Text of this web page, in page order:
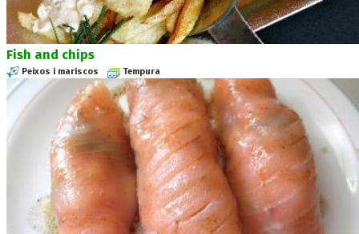
Fish and chips
Peixos i mariscos Tempura